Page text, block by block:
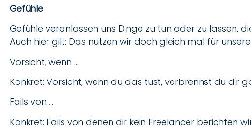
Gefühle
Gefühle veranlassen uns Dinge zu tun oder zu lassen,
Auch hier gilt: Das nutzen wir doch gleich mal für
Vorsicht, wenn …
Konkret: Vorsicht, wenn du das tust, verbrennst du dir
Fails von …
Konkret: Fails von denen dir kein Freelancer berichten